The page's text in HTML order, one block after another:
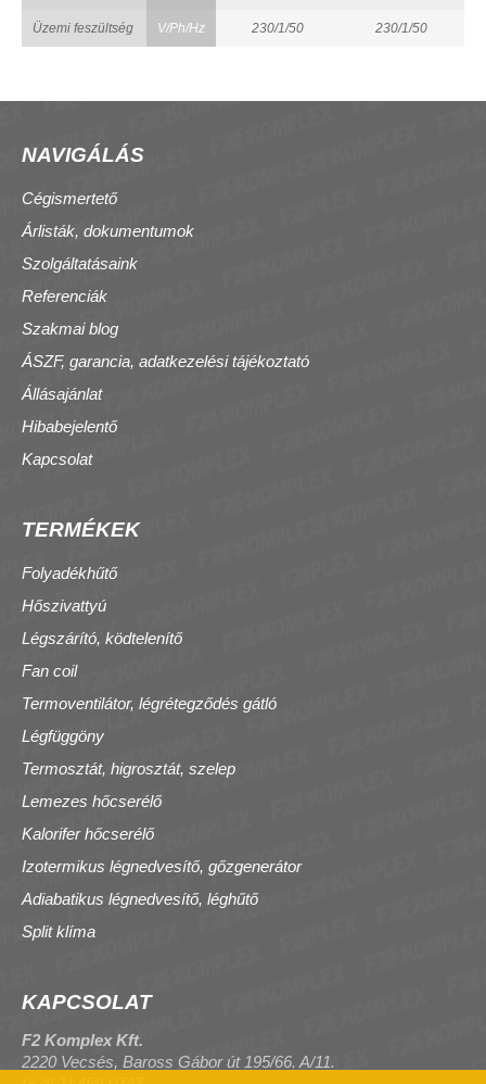
Üzemi feszültség V/Ph/Hz 230/1/50 230/1/50
NAVIGÁLÁS
Cégismertető
Árlisták, dokumentumok
Szolgáltatásaink
Referenciák
Szakmai blog
ÁSZF, garancia, adatkezelési tájékoztató
Állásajánlat
Hibabejelentő
Kapcsolat
TERMÉKEK
Folyadékhűtő
Hőszivattyú
Légszárító, ködtelenítő
Fan coil
Termoventilátor, légrétegződés gátló
Légfüggöny
Termosztát, higrosztát, szelep
Lemezes hőcserélő
Kalorifer hőcserélő
Izotermikus légnedvesítő, gőzgenerátor
Adiabatikus légnedvesítő, léghűtő
Split klíma
KAPCSOLAT
F2 Komplex Kft.
2220 Vecsés, Baross Gábor út 195/66. A/11.